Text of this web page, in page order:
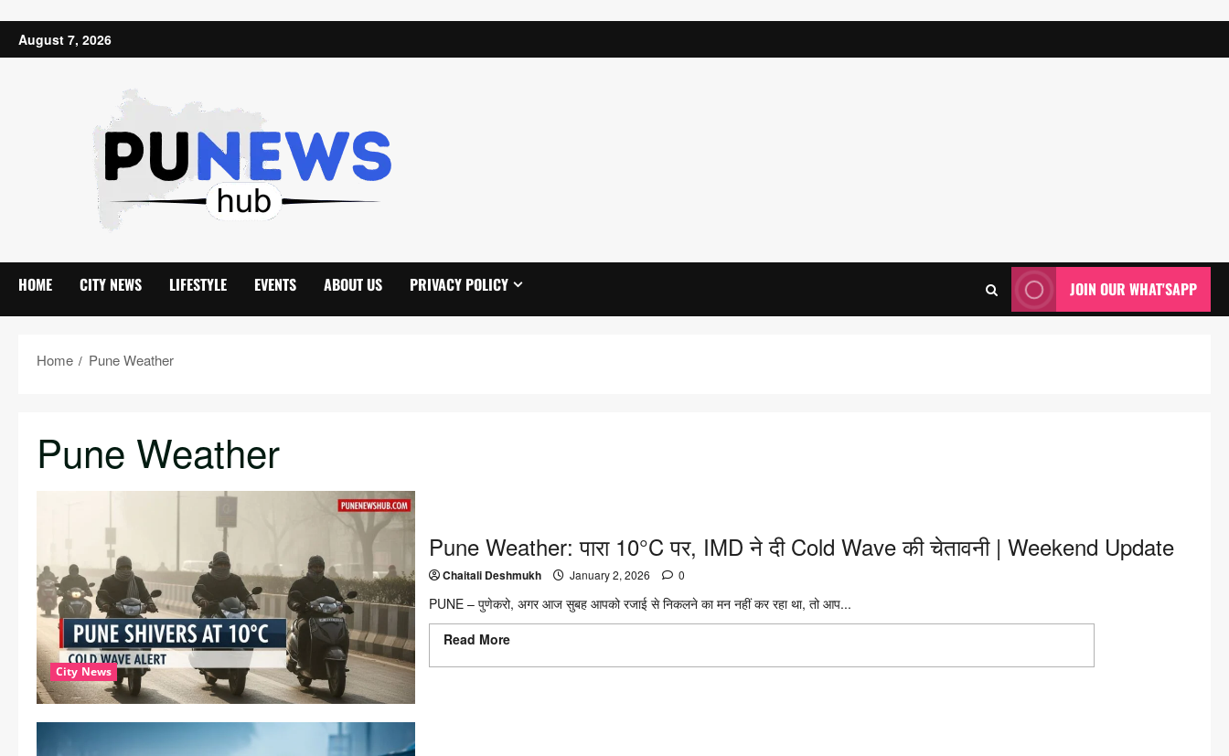
August 7, 2026
HOME CITY NEWS LIFESTYLE EVENTS ABOUT US PRIVACY POLICY JOIN OUR WHAT'SAPP
Home Pune Weather
Pune Weather
City News
Pune Weather: पारा 10°C पर, IMD ने दी Cold Wave की चेतावनी | Weekend Update
Chaitali Deshmukh January 2, 2026 0
PUNE – पुणेकरो, अगर आज सुबह आपको रजाई से निकलने का मन नहीं कर रहा था, तो आप...
Read More